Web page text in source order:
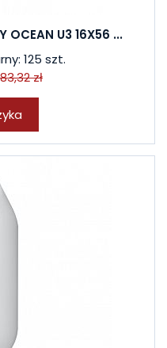
OCEAN U3 16X56 ...
125 szt.
83,32 zł